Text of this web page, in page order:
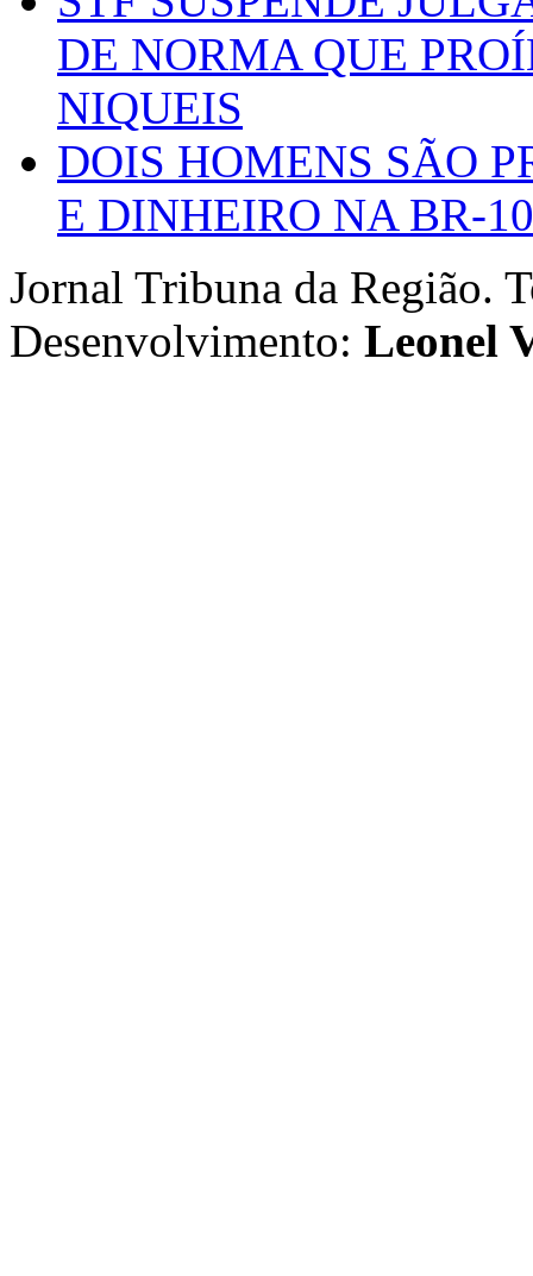
DE NORMA QUE
NIQUEIS
DOIS HOMENS SÃO
E DINHEIRO NA BR-
Jornal Tribuna da Região.
Desenvolvimento: Leonel